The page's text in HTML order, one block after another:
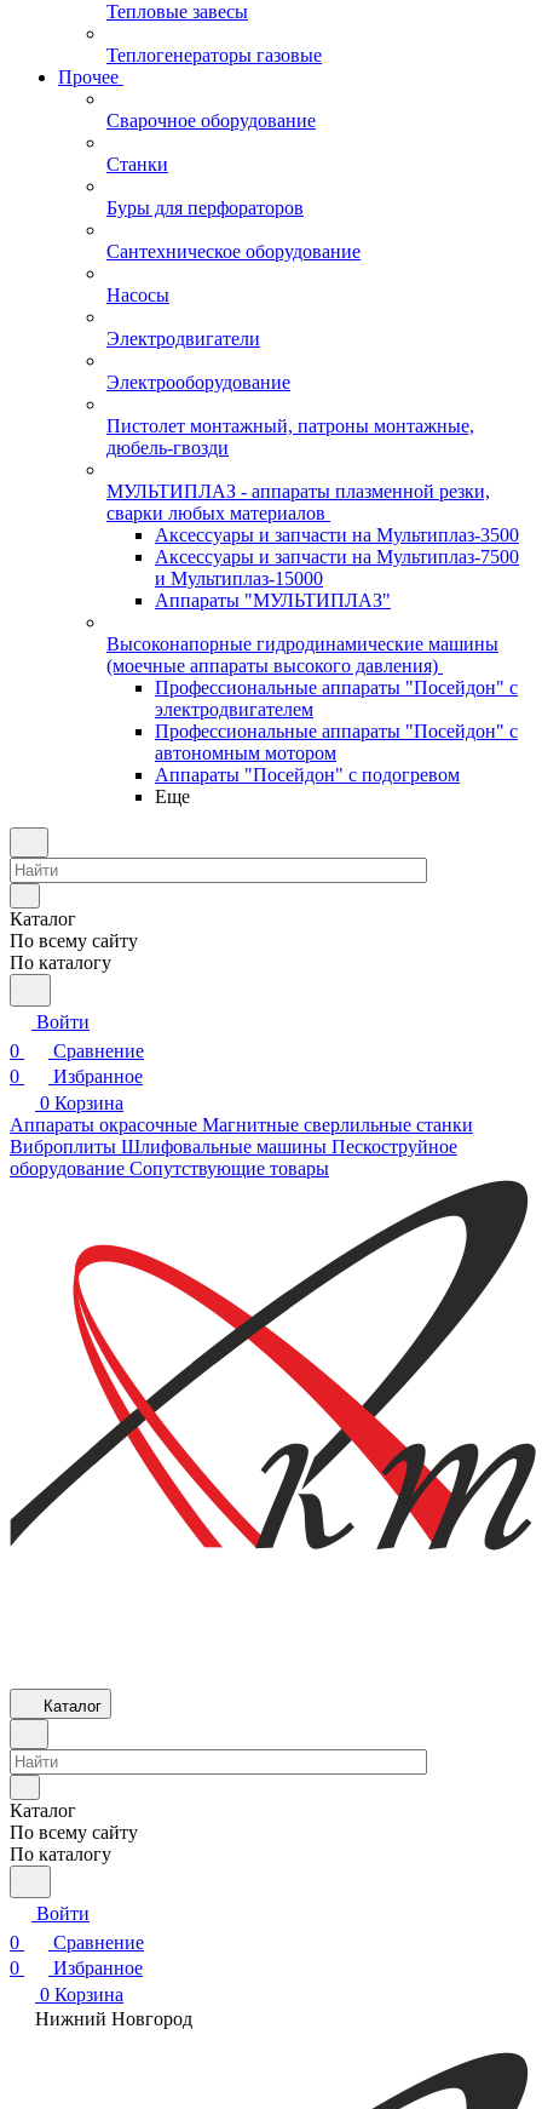
Тепловые завесы
Теплогенераторы газовые
Прочее
Сварочное оборудование
Станки
Буры для перфораторов
Сантехническое оборудование
Насосы
Электродвигатели
Электрооборудование
Пистолет монтажный, патроны монтажные,
дюбель-гвозди
МУЛЬТИПЛАЗ - аппараты плазменной резки,
сварки любых материалов
Аксессуары и запчасти на Мультиплаз-3500
Аксессуары и запчасти на Мультиплаз-7500
и Мультиплаз-15000
Аппараты "МУЛЬТИПЛАЗ"
Высоконапорные гидродинамические машины
(моечные аппараты высокого давления)
Профессиональные аппараты "Посейдон" с
электродвигателем
Профессиональные аппараты "Посейдон" с
автономным мотором
Аппараты "Посейдон" с подогревом
Еще
Каталог
По всему сайту
По каталогу
Войти
0
Сравнение
0
Избранное
0 Корзина
Аппараты окрасочные Магнитные сверлильные станки
Виброплиты Шлифовальные машины Пескоструйное
оборудование Сопутствующие товары
Каталог
Каталог
По всему сайту
По каталогу
Войти
0
Сравнение
0
Избранное
0 Корзина
Нижний Новгород